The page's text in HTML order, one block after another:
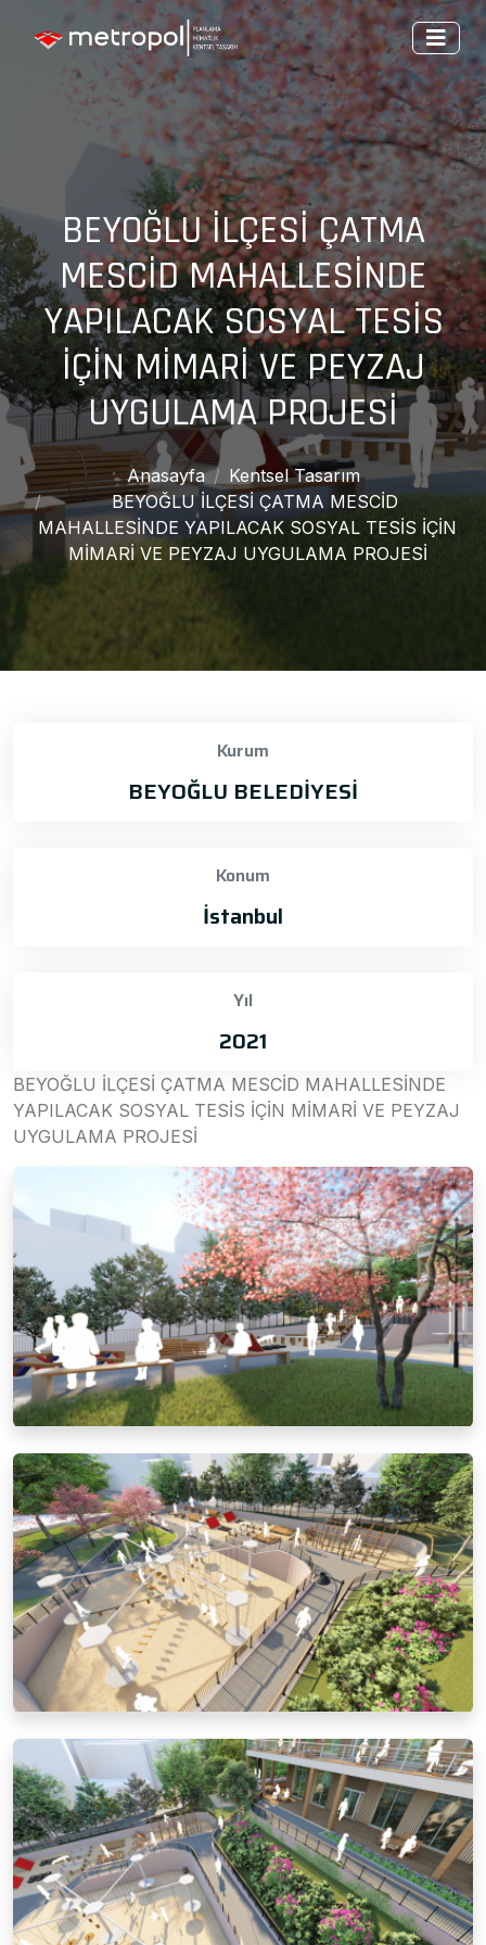
BEYOĞLU İLÇESİ ÇATMA
MESCİD MAHALLESİNDE
YAPILACAK SOSYAL TESİS
İÇİN MİMARİ VE PEYZAJ
UYGULAMA PROJESİ
Anasayfa
Kentsel Tasarım
BEYOĞLU İLÇESİ ÇATMA MESCİD
MAHALLESİNDE YAPILACAK SOSYAL TESİS İÇİN
MİMARİ VE PEYZAJ UYGULAMA PROJESİ
Kurum
BEYOĞLU BELEDİYESİ
Konum
İstanbul
Yıl
2021
BEYOĞLU İLÇESİ ÇATMA MESCİD MAHALLESİNDE
YAPILACAK SOSYAL TESİS İÇİN MİMARİ VE PEYZAJ
UYGULAMA PROJESİ